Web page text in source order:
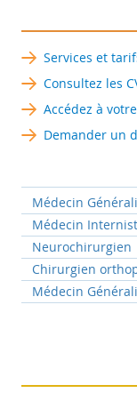
Services et
Consultez les
Accédez à
Demander un
Médecin
Médecin
Neurochirurgien
Chirurgien
Médecin